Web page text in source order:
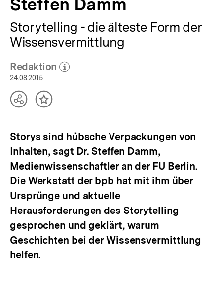
bpb.de
Steffen Damm
Storytelling - die älteste Form der
Wissensvermittlung
Redaktion
(Mehr zum Autor)
24.08.2015
TeilenInhalt
Storys sind hübsche Verpackungen von
Inhalten, sagt Dr. Steffen Damm,
Medienwissenschaftler an der FU Berlin.
Die Werkstatt der bpb hat mit ihm über
Ursprünge und aktuelle
Herausforderungen des Storytelling
gesprochen und geklärt, warum
Geschichten bei der Wissensvermittlung
helfen.